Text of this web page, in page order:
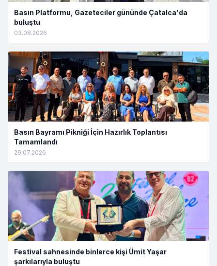
Basın Platformu, Gazeteciler gününde Çatalca'da
buluştu
03.08.2026
Basın Bayramı Pikniği İçin Hazırlık Toplantısı
Tamamlandı
29.07.2026
Festival sahnesinde binlerce kişi Ümit Yaşar
şarkılarıyla buluştu